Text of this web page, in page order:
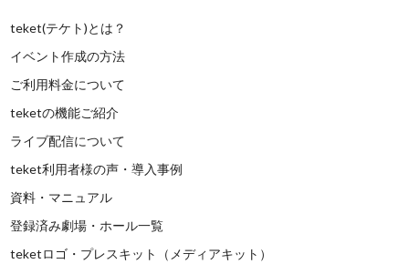
teket(テケト)とは？
イベント作成の方法
ご利用料金について
teketの機能ご紹介
ライブ配信について
teket利用者様の声・導入事例
資料・マニュアル
登録済み劇場・ホール一覧
teketロゴ・プレスキット（メディアキット）